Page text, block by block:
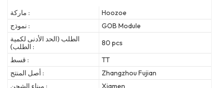
ماركة :
Hoozoe
نموذج :
GOB Module
الطلب (الحد الأدنى لكمية
الطلب) :
80 pcs
قسط :
TT
أصل المنتج :
Zhangzhou Fujian
ميناء الشحن :
Xiamen